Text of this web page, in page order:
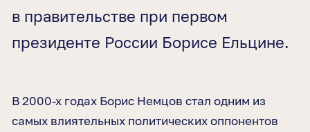
в правительстве при первом
президенте России Борисе Ельцине.
В 2000-х годах Борис Немцов стал одним из
самых влиятельных политических оппонентов